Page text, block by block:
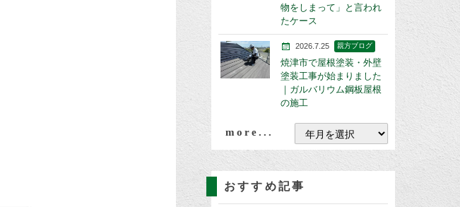
物をしまって」と言われ
たケース
2026.7.25 親方ブログ
焼津市で屋根塗装・外壁
塗装工事が始まりました
｜ガルバリウム鋼板屋根
の施工
more...
おすすめ記事